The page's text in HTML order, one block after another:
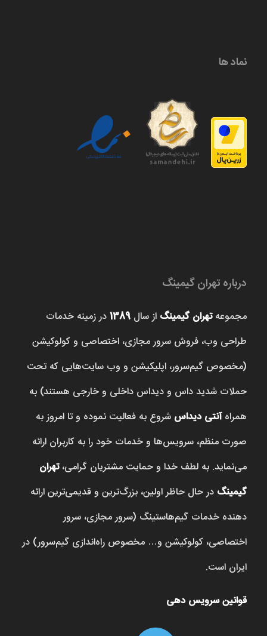
نماد ها
درباره تهران گیمینگ
مجموعهتهران گیمینگ از سال 1389در زمینه خدمات
طراحی وب، فروش‌ سرور مجازی، اختصاصی و کولوکیشن
(مخصوص گیم‌سرور، اپلیکیشن و وب سایت‌هایی که تحت
حملات شدید داس و دیداس داخلی و خارجی هستند) به
همراهآنتی دیداس شروع به فعالیت نموده و تا امروز به
صورت منظم، سرویس‌ها و خدمات خود را به کاربران ارائه
می‌نماید. به لطف خدا و حمایت مشتریان گرامی،تهران
گیمینگ در حال حاظر اولین، بزرگ‌ترین و قدیمی‌ترین ارائه
دهنده خدمات گیم‌هاستینگ (سرور مجازی، سرور
اختصاصی، کولوکیشن و… مخصوص راه‌اندازی گیم‌سرور) در
ایران است.
قوانین سرویس دهی